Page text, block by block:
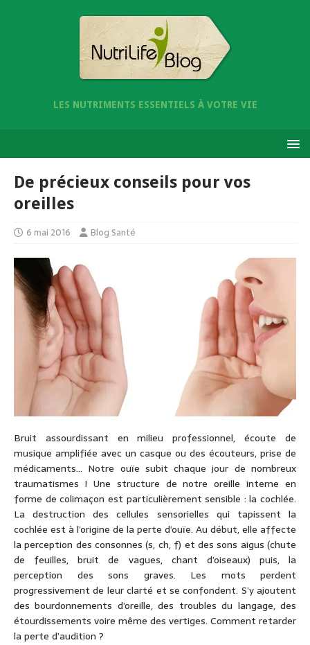
LES NUTRIMENTS ESSENTIELS À VOTRE VIE
De précieux conseils pour vos
oreilles
6 mai 2016 Blog Santé
Bruit assourdissant en milieu professionnel, écoute de
musique amplifiée avec un casque ou des écouteurs, prise de
médicaments… Notre ouïe subit chaque jour de nombreux
traumatismes ! Une structure de notre oreille interne en
forme de colimaçon est particulièrement sensible : la cochlée.
La destruction des cellules sensorielles qui tapissent la
cochlée est à l’origine de la perte d’ouïe. Au début, elle affecte
la perception des consonnes (s, ch, f) et des sons aigus (chute
de feuilles, bruit de vagues, chant d’oiseaux) puis, la
perception des sons graves. Les mots perdent
progressivement de leur clarté et se confondent. S’y ajoutent
des bourdonnements d’oreille, des troubles du langage, des
étourdissements voire même des vertiges. Comment retarder
la perte d’audition ?